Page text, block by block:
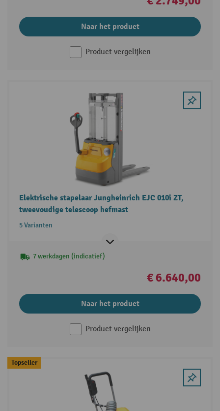
Naar het product
Product vergelijken
Elektrische stapelaar Jungheinrich EJC 010i ZT,
tweevoudige telescoop hefmast
5 Varianten
7 werkdagen (indicatief)
€ 6.640,00
Naar het product
Product vergelijken
Topseller